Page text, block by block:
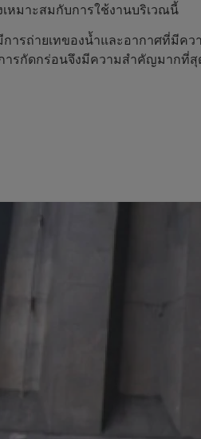
หมาะสมกับการใช้งานบริเวณนี้
รถ่ายเทของน้ำและอากาศที่มีค
รกัดกร่อนจึงมีความสำคัญมากที่